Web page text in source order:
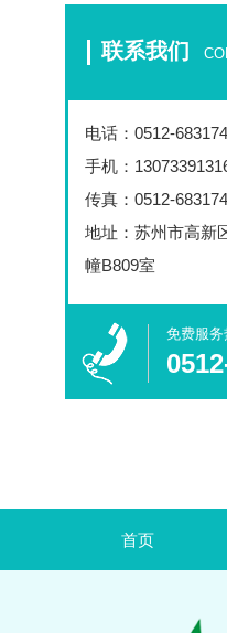
联系我们
电话： 0512-
手机：
传真：0512-
地址：苏州市高新
幢B809室
免费服务
首页